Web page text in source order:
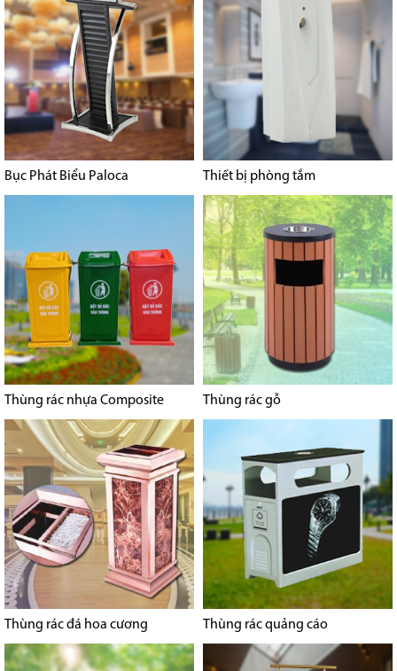
Bục Phát Biểu Paloca Thiết bị phòng tắm
Thùng rác nhựa Composite Thùng rác gỗ
Thùng rác đá hoa cương Thùng rác quảng cáo